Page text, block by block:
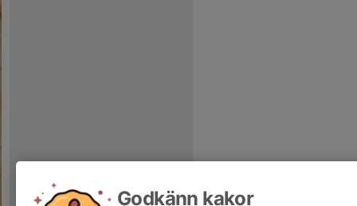
Godkänn kakor